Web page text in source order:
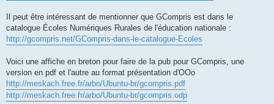
Il peut être intéressant de mentionner que GCompris est dans le
catalogue Écoles Numériques Rurales de l'éducation nationale :
http://gcompris.net/GCompris-dans-le-catalogue-Ecoles
Voici une affiche en breton pour faire de la pub pour GCompris, une
version en pdf et l'autre au format présentation d'OOo
http://meskach.free.fr/arbo/Ubuntu-br/gcompris.pdf
http://meskach.free.fr/arbo/Ubuntu-br/gcompris.odp